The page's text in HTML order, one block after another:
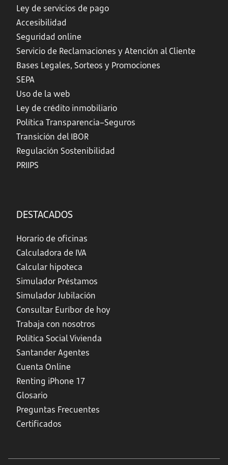
Ley de servicios de pago
Accesibilidad
Seguridad online
Servicio de Reclamaciones y Atención al Cliente
Bases Legales, Sorteos y Promociones
SEPA
Uso de la web
Ley de crédito inmobiliario
Política Transparencia–Seguros
Transición del IBOR
Regulación Sostenibilidad
PRIIPS
DESTACADOS
Horario de oficinas
Calculadora de IVA
Calcular hipoteca
Simulador Préstamos
Simulador Jubilación
Consultar Euríbor de hoy
Trabaja con nosotros
Política Social Vivienda
Santander Agentes
Cuenta Online
Renting iPhone 17
Glosario
Preguntas Frecuentes
Certificados